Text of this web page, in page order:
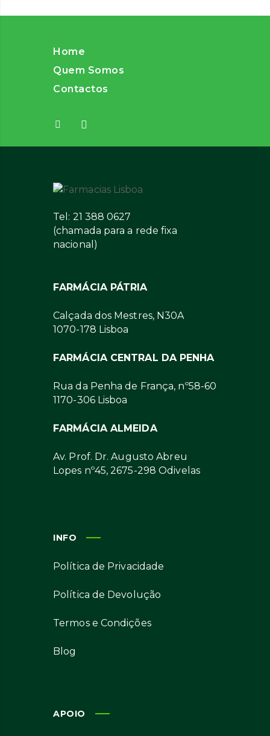
Home
Quem Somos
Contactos
Tel: 21 388 0627
(chamada para a rede fixa
nacional)
FARMÁCIA PÁTRIA
Calçada dos Mestres, N30A
1070-178 Lisboa
FARMÁCIA CENTRAL DA PENHA
Rua da Penha de França, nº58-60
1170-306 Lisboa
FARMÁCIA ALMEIDA
Av. Prof. Dr. Augusto Abreu
Lopes nº45, 2675-298 Odivelas
INFO
Política de Privacidade
Política de Devolução
Termos e Condições
Blog
APOIO